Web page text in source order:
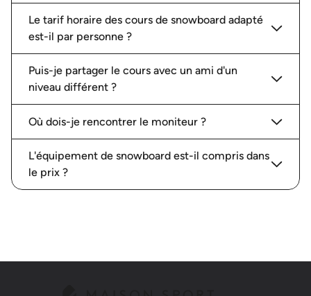
Le tarif horaire des cours de snowboard adapté
est-il par personne ?
Puis-je partager le cours avec un ami d'un
niveau différent ?
Où dois-je rencontrer le moniteur ?
L'équipement de snowboard est-il compris dans
le prix ?